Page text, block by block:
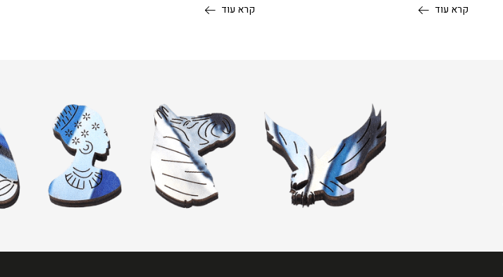
קרא עוד
קרא עוד